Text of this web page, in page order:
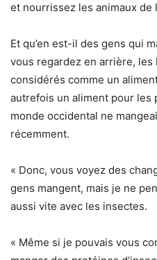
et nourrissez les animaux de
Et qu’en est-il des gens qui
vous regardez en arrière, les
considérés comme un
autrefois un aliment pour les
monde occidental ne
récemment.
« Donc, vous voyez des
gens mangent, mais je ne
aussi vite avec les insectes.
« Même si je pouvais vous